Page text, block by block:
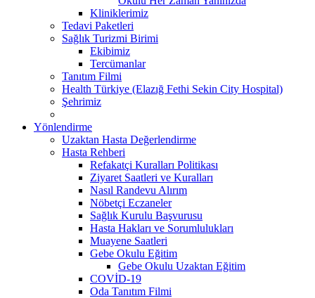
Kliniklerimiz
Tedavi Paketleri
Sağlık Turizmi Birimi
Ekibimiz
Tercümanlar
Tanıtım Filmi
Health Türkiye (Elazığ Fethi Sekin City Hospital)
Şehrimiz
Yönlendirme
Uzaktan Hasta Değerlendirme
Hasta Rehberi
Refakatçi Kuralları Politikası
Ziyaret Saatleri ve Kuralları
Nasıl Randevu Alırım
Nöbetçi Eczaneler
Sağlık Kurulu Başvurusu
Hasta Hakları ve Sorumlulukları
Muayene Saatleri
Gebe Okulu Eğitim
Gebe Okulu Uzaktan Eğitim
COVİD-19
Oda Tanıtım Filmi